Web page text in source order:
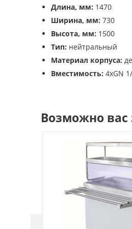
Длина, мм: 1470
Ширина, мм: 730
Высота, мм: 1500
Тип: нейтральный
Материал корпуса:
Вместимость: 4xGN
Возможно вас